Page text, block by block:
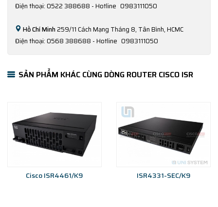
Điện thoại: 0522 388688 - Hotline 0983111050
Hồ Chí Minh259/11 Cách Mạng Tháng 8, Tân Bình, HCMC
Điện thoại: 0568 388688 - Hotline 0983111050
SẢN PHẨM KHÁC CÙNG DÒNG ROUTER CISCO ISR
Cisco ISR4461/K9 ISR4331-SEC/K9